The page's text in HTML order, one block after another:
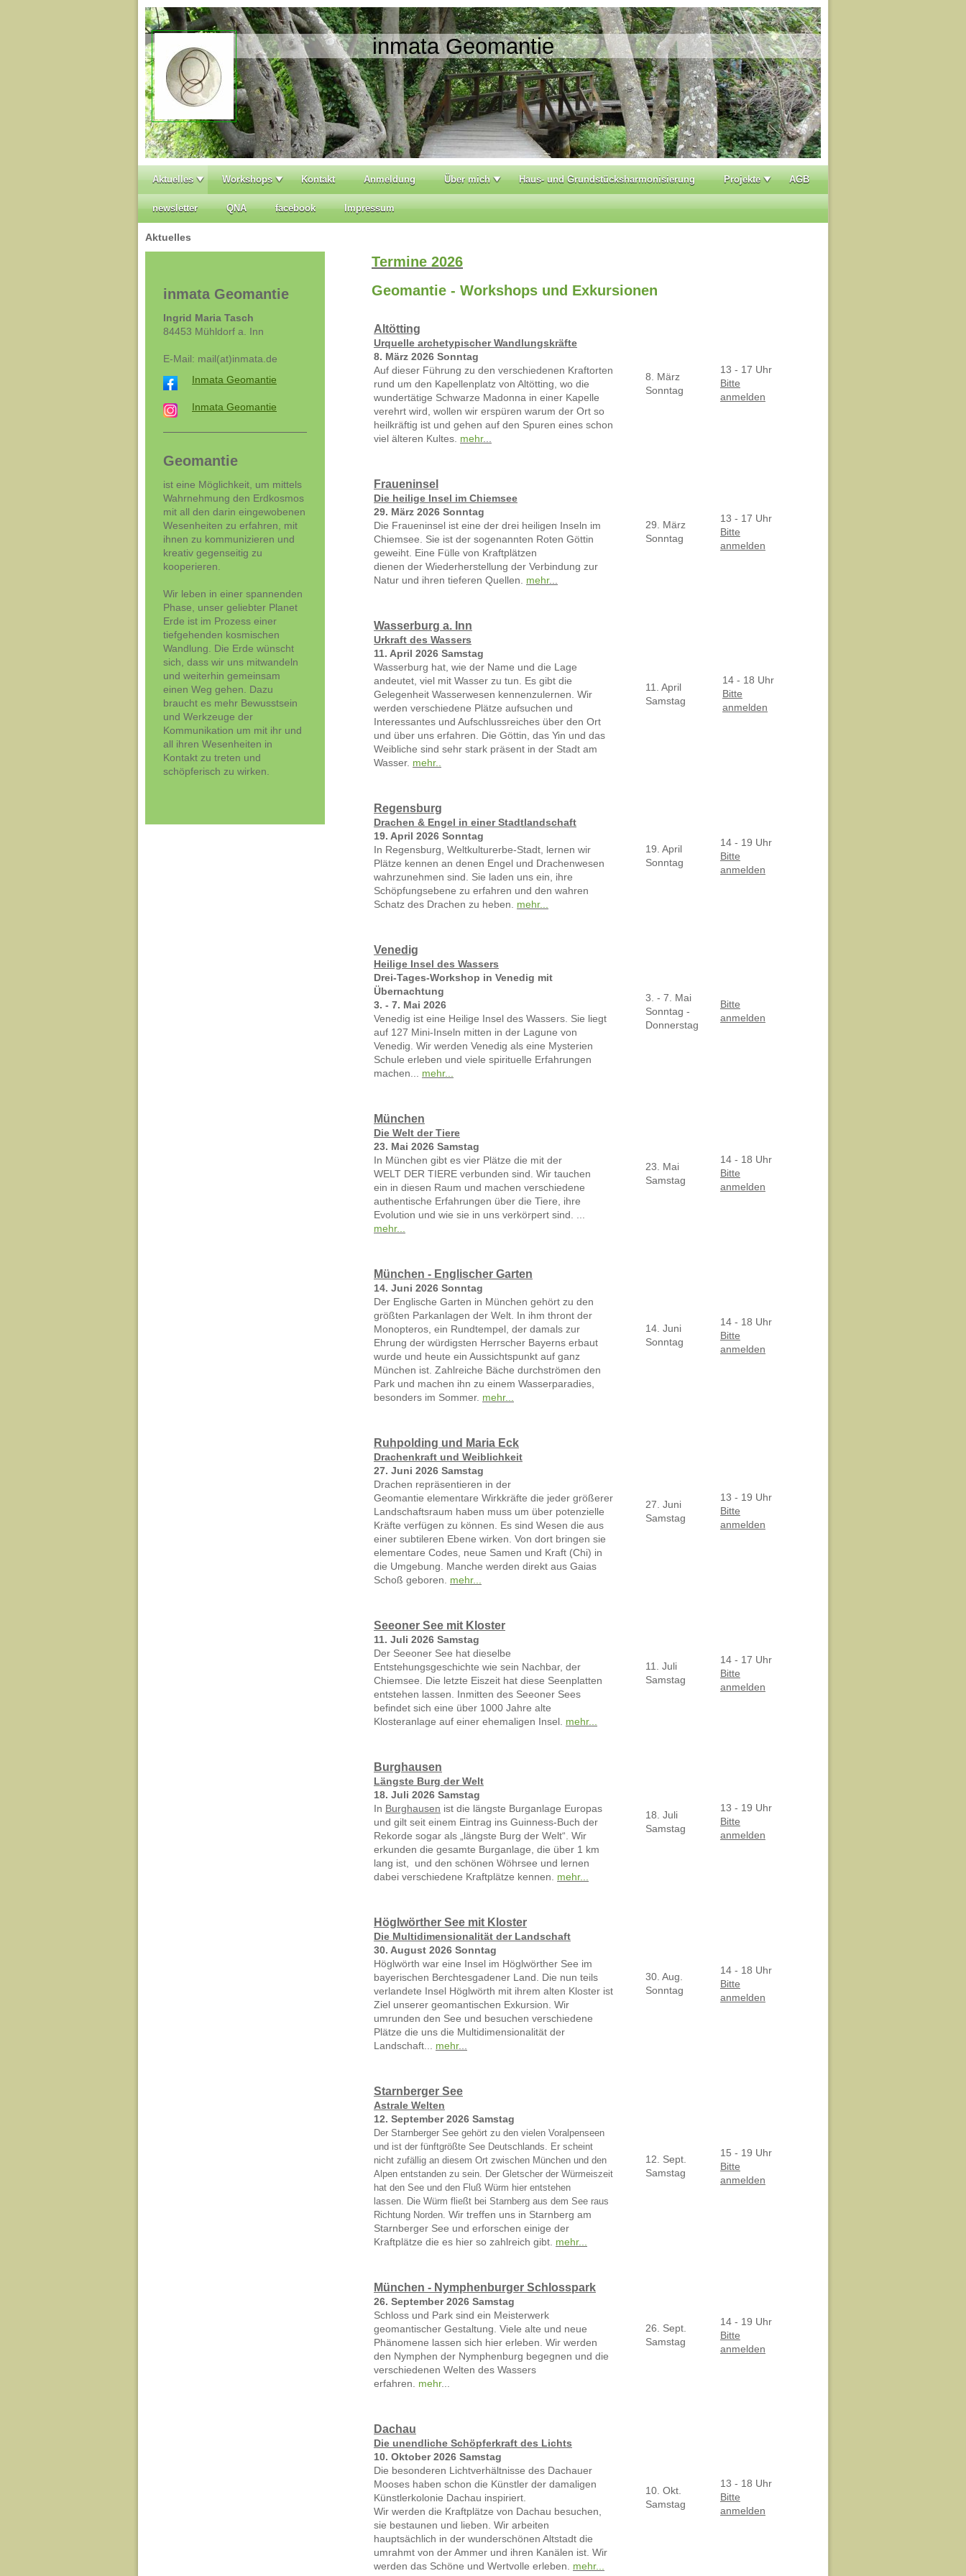
inmata Geomantie
Aktuelles Workshops Kontakt Anmeldung Über mich Haus- und Grundstücksharmonisierung Projekte AGB
newsletter QNA facebook Impressum
Aktuelles
Termine 2026
Geomantie - Workshops und Exkursionen
Altötting
Urquelle archetypischer Wandlungskräfte
8. März 2026 Sonntag
Auf dieser Führung zu den verschiedenen Kraftorten
rund um den Kapellenplatz von Altötting, wo die
wundertätige Schwarze Madonna in einer Kapelle
verehrt wird, wollen wir erspüren warum der Ort so
heilkräftig ist und gehen auf den Spuren eines schon
viel älteren Kultes. mehr...
8. März
Sonntag
13 - 17 Uhr
Bitte
anmelden
Fraueninsel
Die heilige Insel im Chiemsee
29. März 2026 Sonntag
Die Fraueninsel ist eine der drei heiligen Inseln im
Chiemsee. Sie ist der sogenannten Roten Göttin
geweiht. Eine Fülle von Kraftplätzen
dienen der Wiederherstellung der Verbindung zur
Natur und ihren tieferen Quellen.
mehr...
29. März
Sonntag
13 - 17 Uhr
Bitte
anmelden
Wasserburg a. Inn
Urkraft des Wassers
11. April 2026 Samstag
Wasserburg hat, wie der Name und die Lage
andeutet, viel mit Wasser zu tun. Es gibt die
Gelegenheit Wasserwesen kennenzulernen. Wir
werden verschiedene Plätze aufsuchen und
Interessantes und Aufschlussreiches über den Ort
und über uns erfahren. Die Göttin, das Yin und das
Weibliche sind sehr stark präsent in der Stadt am
Wasser. mehr..
11. April
Samstag
14 - 18 Uhr
Bitte
anmelden
Regensburg
Drachen & Engel in einer Stadtlandschaft
19. April 2026 Sonntag
In Regensburg, Weltkulturerbe-Stadt, lernen wir
Plätze kennen an denen Engel und Drachenwesen
wahrzunehmen sind. Sie laden uns ein, ihre
Schöpfungsebene zu erfahren und den wahren
Schatz des Drachen zu heben. mehr...
19. April
Sonntag
14 - 19 Uhr
Bitte
anmelden
Venedig
Heilige Insel des Wassers
Drei-Tages-Workshop in Venedig mit
Übernachtung
3. - 7. Mai 2026
Venedig ist eine Heilige Insel des Wassers. Sie liegt
auf 127 Mini-Inseln mitten in der Lagune von
Venedig. Wir werden Venedig als eine Mysterien
Schule erleben und viele spirituelle Erfahrungen
machen... mehr...
3. - 7. Mai
Sonntag -
Donnerstag
Bitte
anmelden
München
Die Welt der Tiere
23. Mai 2026 Samstag
In München gibt es vier Plätze die mit der
WELT DER TIERE verbunden sind. Wir tauchen
ein in diesen Raum und machen verschiedene
authentische Erfahrungen über die Tiere, ihre
Evolution und wie sie in uns verkörpert sind. ...
mehr...
23. Mai
Samstag
14 - 18 Uhr
Bitte
anmelden
München - Englischer Garten
14. Juni 2026 Sonntag
Der Englische Garten in München gehört zu den
größten Parkanlagen der Welt. In ihm thront der
Monopteros, ein Rundtempel, der damals zur
Ehrung der würdigsten Herrscher Bayerns erbaut
wurde und heute ein Aussichtspunkt auf ganz
München ist. Zahlreiche Bäche durchströmen den
Park und machen ihn zu einem Wasserparadies,
besonders im Sommer. mehr...
14. Juni
Sonntag
14 - 18 Uhr
Bitte
anmelden
Ruhpolding und Maria Eck
Drachenkraft und Weiblichkeit
27. Juni 2026 Samstag
Drachen repräsentieren in der
Geomantie elementare Wirkkräfte die jeder größerer
Landschaftsraum haben muss um über potenzielle
Kräfte verfügen zu können. Es sind Wesen die aus
einer subtileren Ebene wirken. Von dort bringen sie
elementare Codes, neue Samen und Kraft (Chi) in
die Umgebung. Manche werden direkt aus Gaias
Schoß geboren. mehr...
27. Juni
Samstag
13 - 19 Uhr
Bitte
anmelden
Seeoner See mit Kloster
11. Juli 2026 Samstag
Der Seeoner See hat dieselbe
Entstehungsgeschichte wie sein Nachbar, der
Chiemsee. Die letzte Eiszeit hat diese Seenplatten
entstehen lassen. Inmitten des Seeoner Sees
befindet sich eine über 1000 Jahre alte
Klosteranlage auf einer ehemaligen Insel. mehr...
11. Juli
Samstag
14 - 17 Uhr
Bitte
anmelden
Burghausen
Längste Burg der Welt
18. Juli 2026 Samstag
In Burghausen ist die längste Burganlage Europas
und gilt seit einem Eintrag ins Guinness-Buch der
Rekorde sogar als „längste Burg der Welt“. Wir
erkunden die gesamte Burganlage, die über 1 km
lang ist, und den schönen Wöhrsee und lernen
dabei verschiedene Kraftplätze kennen. mehr...
18. Juli
Samstag
13 - 19 Uhr
Bitte
anmelden
Höglwörther See mit Kloster
Die Multidimensionalität der Landschaft
30. August 2026 Sonntag
Höglwörth war eine Insel im Höglwörther See im
bayerischen Berchtesgadener Land. Die nun teils
verlandete Insel Höglwörth mit ihrem alten Kloster ist
Ziel unserer geomantischen Exkursion. Wir
umrunden den See und besuchen verschiedene
Plätze die uns die Multidimensionalität der
Landschaft... mehr...
30. Aug.
Sonntag
14 - 18 Uhr
Bitte
anmelden
Starnberger See
Astrale Welten
12. September 2026 Samstag
Der Starnberger See gehört zu den vielen Voralpenseen
und ist der fünftgrößte See Deutschlands. Er scheint
nicht zufällig an diesem Ort zwischen München und den
Alpen entstanden zu sein. Der Gletscher der Würmeiszeit
hat den See und den Fluß Würm hier entstehen
lassen. Die Würm fließt bei Starnberg aus dem See raus
Richtung Norden. Wir treffen uns in Starnberg am
Starnberger See und erforschen einige der
Kraftplätze die es hier so zahlreich gibt. mehr...
12. Sept.
Samstag
15 - 19 Uhr
Bitte
anmelden
München - Nymphenburger Schlosspark
26. September 2026 Samstag
Schloss und Park sind ein Meisterwerk
geomantischer Gestaltung. Viele alte und neue
Phänomene lassen sich hier erleben. Wir werden
den Nymphen der Nymphenburg begegnen und die
verschiedenen Welten des Wassers
erfahren. mehr...
26. Sept.
Samstag
14 - 19 Uhr
Bitte
anmelden
Dachau
Die unendliche Schöpferkraft des Lichts
10. Oktober 2026 Samstag
Die besonderen Lichtverhältnisse des Dachauer
Mooses haben schon die Künstler der damaligen
Künstlerkolonie Dachau inspiriert.
Wir werden die Kraftplätze von Dachau besuchen,
sie bestaunen und lieben. Wir arbeiten
hauptsächlich in der wunderschönen Altstadt die
umrahmt von der Ammer und ihren Kanälen ist. Wir
werden das Schöne und Wertvolle erleben. mehr...
10. Okt.
Samstag
13 - 18 Uhr
Bitte
anmelden
inmata Geomantie
Ingrid Maria Tasch
84453 Mühldorf a. Inn
E-Mail: mail(at)inmata.de
Inmata Geomantie
Inmata Geomantie
Geomantie
ist eine Möglichkeit, um mittels
Wahrnehmung den Erdkosmos
mit all den darin eingewobenen
Wesenheiten zu erfahren, mit
ihnen zu kommunizieren und
kreativ gegenseitig zu
kooperieren.
Wir leben in einer spannenden
Phase, unser geliebter Planet
Erde ist im Prozess einer
tiefgehenden kosmischen
Wandlung. Die Erde wünscht
sich, dass wir uns mitwandeln
und weiterhin gemeinsam
einen Weg gehen. Dazu
braucht es mehr Bewusstsein
und Werkzeuge der
Kommunikation um mit ihr und
all ihren Wesenheiten in
Kontakt zu treten und
schöpferisch zu wirken.